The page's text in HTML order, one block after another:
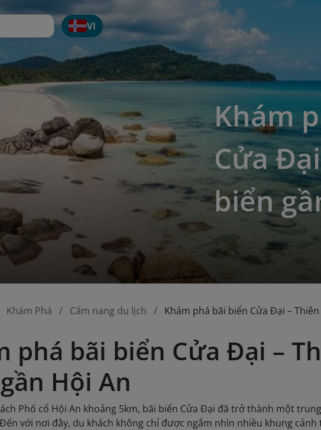
VI
Khám
Cửa
biển
Khám Phá Cẩm nang du lịch Khám phá bãi biển Cửa Đại –
phá bãi biển Cửa Đại –
Hội An
Phố cổ Hội An khoảng 5km, bãi biển Cửa Đại đã trở thành một
với nơi đây, du khách không chỉ được ngắm nhìn nhiều khung